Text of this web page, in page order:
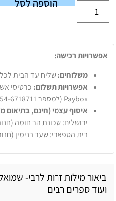
הוספה לסל
אפשרויות רכישה:
משלוחים:שליח עד הבית לכל רחבי הארץ ב-39
אפשרויות תשלום:
Paybox (למספר 054-6718711 בצירוף מספר הזמנה).
איסוף עצמי (חינם, בתיאום
ירושלים: שכונת הר חומה
בית הספארי: שער בנימין
ביאור מילות זרות לרבי-
ועוד ספרים רבים